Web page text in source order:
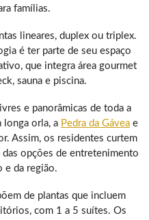
famílias.
lineares, duplex ou triplex.
é ter parte de seu espaço
que integra área gourmet
sauna e piscina.
e panorâmicas de toda a
longa orla, a Pedra da Gávea e
Assim, os residentes curtem
opções de entretenimento
e da região.
de plantas que incluem
com 1 a 5 suítes. Os